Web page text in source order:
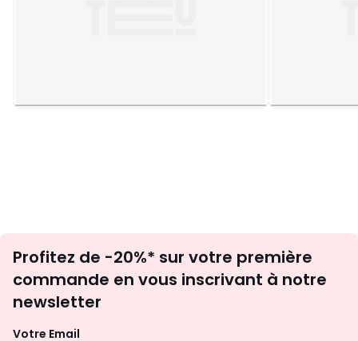
newsletter
Profitez de -20%* sur votre première
commande en vous inscrivant à notre
newsletter
Votre Email